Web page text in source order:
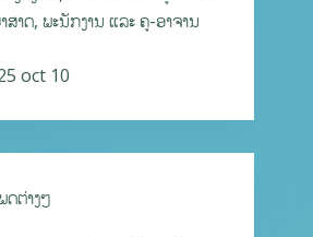
າດ, ພະນັກງານ ແລະ ຄູ-ອາຈານ
oct 10
ດຕ່າງໆ